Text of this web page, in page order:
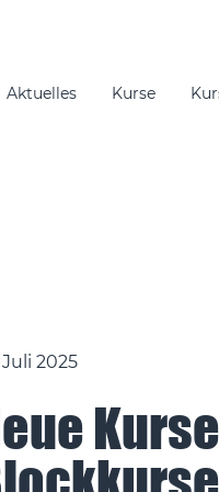
Aktuelles Kurse
Juli 2025